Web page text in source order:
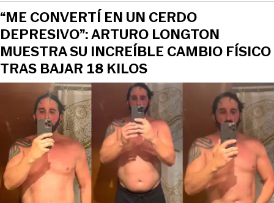
“ME CONVERTÍ EN UN CERDO
DEPRESIVO”: ARTURO LONGTON
MUESTRA SU INCREÍBLE CAMBIO FÍSICO
TRAS BAJAR 18 KILOS